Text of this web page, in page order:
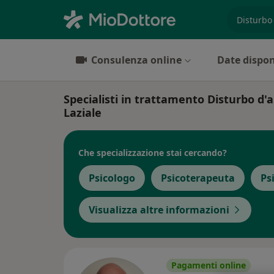
Consulenza online Date
Specialisti in trattamento Disturbo
Laziale
Che specializzazione stai cercando?
Psicologo Psicoterapeuta
Visualizza altre informazioni
Pagamenti online